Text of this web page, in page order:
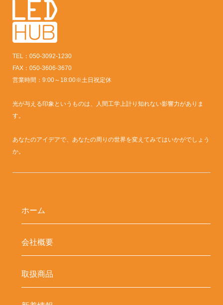
TEL：050-3092-1230
FAX：050-3606-3670
営業時間：9:00～18:00※土日祝定休
光が与える印象というものは、人間工学上計り知れない影響力がありま
す。
あなたのアイデアで、あなたの周りの世界を変えてみてはいかがでしょう
か。
ホーム
会社概要
取扱商品